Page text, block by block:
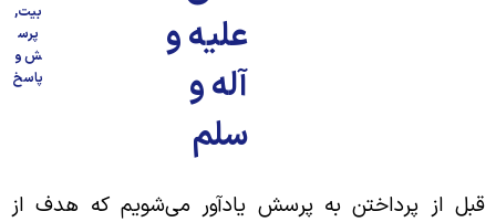
علیه و
آله و
سلم
بیت,
پرس
ش و
پاسخ
از پرداختن به پرسش یادآور می‌‌شویم که هدف از